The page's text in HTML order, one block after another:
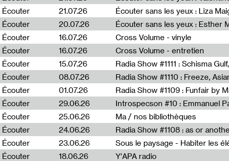
Écouter
21.07.26 Écouter sans les yeux : Liza
Écouter
20.07.26 Écouter sans les yeux : Esther
Écouter
16.07.26 Cross Volume - vinyle
Écouter
16.07.26 Cross Volume - entretien
Écouter
15.07.26
Écouter
08.07.26
Écouter
01.07.26 Radia Show #1109 : Funfair by
Écouter
29.06.26 Introspecson #10 : Emmanuel
Écouter
25.06.26 Ma / nos bibliothèques
Écouter
24.06.26
Écouter
23.06.26
Écouter
18.06.26 Y'APA radio